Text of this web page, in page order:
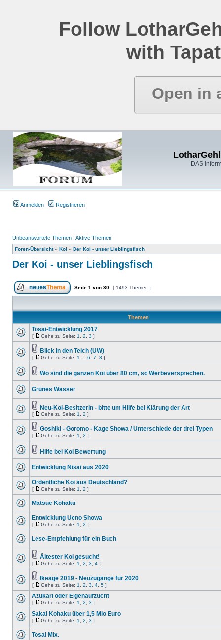
Follow
with
Open in
DAS
Anmelden Registrieren
Unbeantwortete Themen | Aktive Themen
Foren-Übersicht» Koi » Der Koi - unser Lieblingsfisch
Der Koi - unser Lieblingsfisch
Seite 1 von 30 [ 1493 Themen ]
Themen
Tosai-Entwicklung 2017
[ Gehe zu Seite: 1 2 3 ]
Blick in den Teich (UW)
[ Gehe zu Seite: 1 6 7 8 ]
Wo sind die ganzen Koi über 80 cm, so Werbeversprechen.
Grünes Wasser
Neu-Koi-Besitzerin - bitte um Hilfe bei Klärung der Art
[ Gehe zu Seite: 1 2 ]
Goshiki - Goromo - Kage Showa / Unterschiede der drei Typen
[ Gehe zu Seite: 1 2 ]
Hilfe bei Koi Bewertung
Entwicklung Nisai aus 2020
Ordentliche Koi aus Deutschland?
[ Gehe zu Seite: 1 2 ]
Matsue Kohaku
Entwicklung Ueno Showa
[ Gehe zu Seite: 1 2 ]
Lese-Empfehlung für ein Buch
Ältester Koi gesucht!
[ Gehe zu Seite: 1 2 3 4 ]
Ikeage 2019 - Neuzugänge für 2020
[ Gehe zu Seite: 1 2 3 4 5 ]
Azukari oder Eigenaufzucht
[ Gehe zu Seite: 1 2 3 ]
Sakai Kohaku über 1,5 Mio Euro
[ Gehe zu Seite: 1 2 3 ]
Tosai Mix.